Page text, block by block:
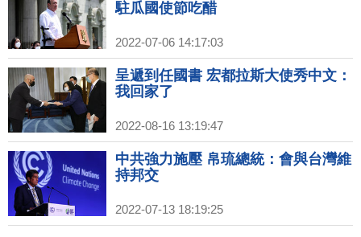
駐瓜國使節吃醋
2022-07-06 14:17:03
呈遞到任國書 宏都拉斯大使秀中文：
我回家了
2022-08-16 13:19:47
中共強力施壓 帛琉總統：會與台灣維
持邦交
2022-07-13 18:19:25